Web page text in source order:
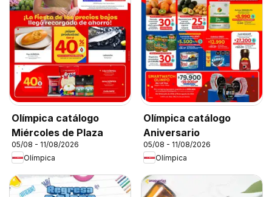
Olímpica catálogo
Miércoles de Plaza
05/08 - 11/08/2026
Olímpica
Olímpica catálogo
Aniversario
05/08 - 11/08/2026
Olímpica